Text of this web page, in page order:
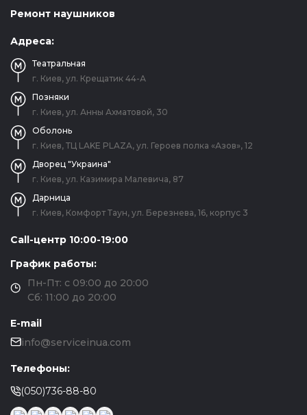
Ремонт наушников
Адреса:
Театральная
г. Киев, ул. Крещатик 44-А
Позняки
г. Киев, ул. Анны Ахматовой, 30
Оболонь
г. Киев, ТЦ LAKE PLAZA, ул. Героев полка «Азов», 12
Дворец "Украина"
г. Киев, ул. Казимира Малевича, 87
Дарница
г. Киев, Комфорт Таун, ул. Березнева, 16, корпус 3
Call-центр 10:00-19:00
График работы:
Пн-Пт: с 09:00 до 20:00
Сб: 11:00 до 20:00
E-mail
info@serviceinua.com
Телефоны:
(050)736-88-80